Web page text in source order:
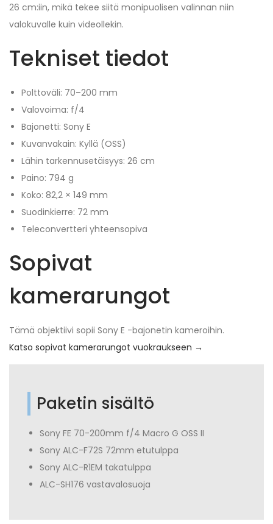
26 cm:iin, mikä tekee siitä monipuolisen valinnan niin
valokuvalle kuin videollekin.
Tekniset tiedot
Polttoväli: 70–200 mm
Valovoima: f/4
Bajonetti: Sony E
Kuvanvakain: Kyllä (OSS)
Lähin tarkennusetäisyys: 26 cm
Paino: 794 g
Koko: 82,2 × 149 mm
Suodinkierre: 72 mm
Teleconvertteri yhteensopiva
Sopivat
kamerarungot
Tämä objektiivi sopii Sony E -bajonetin kameroihin.
Katso sopivat kamerarungot vuokraukseen →
Paketin sisältö
Sony FE 70-200mm f/4 Macro G OSS II
Sony ALC-F72S 72mm etutulppa
Sony ALC-R1EM takatulppa
ALC-SH176 vastavalosuoja